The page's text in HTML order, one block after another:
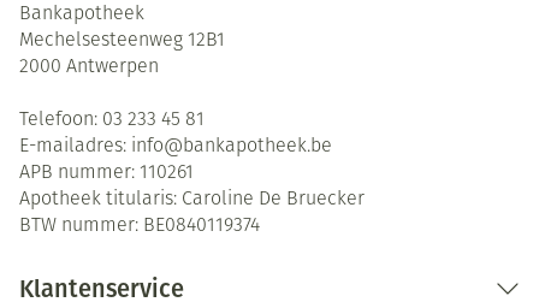
Bankapotheek
Mechelsesteenweg 12B1
2000 Antwerpen
Telefoon: 03 233 45 81
E-mailadres: info@bankapotheek.be
APB nummer: 110261
Apotheek titularis: Caroline De Bruecker
BTW nummer: BE0840119374
Klantenservice